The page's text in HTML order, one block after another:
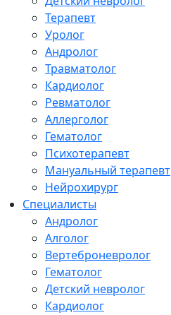
Терапевт
Уролог
Андролог
Травматолог
Кардиолог
Ревматолог
Аллерголог
Гематолог
Психотерапевт
Мануальный терапевт
Нейрохирург
Специалисты
Андролог
Алголог
Вертеброневролог
Гематолог
Детский невролог
Кардиолог